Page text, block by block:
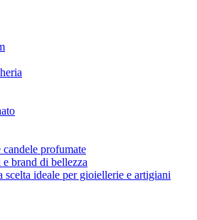
candele profumate
brand di bellezza
scelta ideale per gioiellerie e artigiani